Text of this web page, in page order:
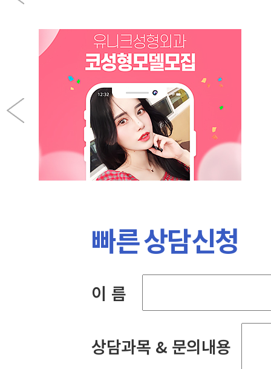
빠른 상담신청
이 름
상담과목 & 문의내용